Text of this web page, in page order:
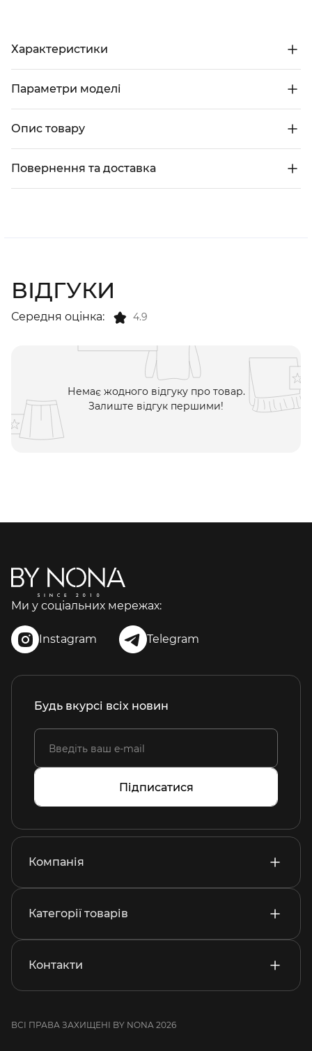
Характеристики
Параметри моделі
Опис товару
Повернення та доставка
ВІДГУКИ
Середня оцінка: 4.9
Немає жодного відгуку про товар.
Залиште відгук першими!
Ми у соціальних мережах:
Instagram Telegram
Будь вкурсі всіх новин
Підписатися
Компанія
Категорії товарів
Контакти
ВСІ ПРАВА ЗАХИЩЕНІ BY NONA 2026